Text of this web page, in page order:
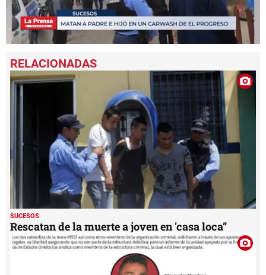
seconds
of
1
minute,
SUCESOS
Rescatan de la muerte a joven en 'casa loca”